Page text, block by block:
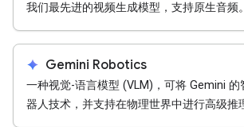
我们最先进的视频生成模型，支持原生音频。
spark Gemini Robotics
一种视觉-语言模型 (VLM)，可将 Gemini 的
器人技术，并支持在物理世界中进行高级推